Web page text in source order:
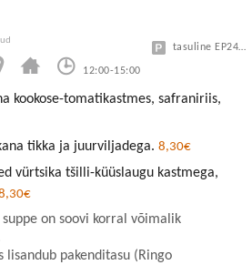
12:00-15:00
tasuline EP24 või Vanalinn
kookose-tomatikastmes, safraniriis,
tikka ja juurviljadega. 8,30€
vürtsika tšilli-küüslaugu kastmega,
suppe on soovi korral võimalik
lisandub pakenditasu (Ringo